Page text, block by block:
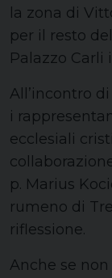
la zona di
per il resto
Palazzo Carli
All’incontro
i
ecclesiali
p. Marius
rumeno di
riflessione.
Anche se